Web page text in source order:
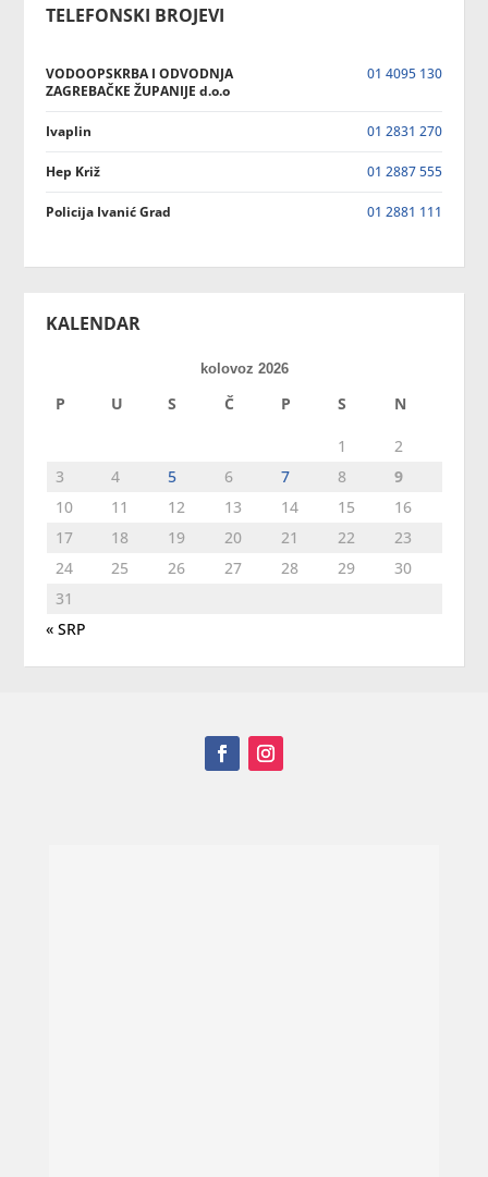
TELEFONSKI BROJEVI
VODOOPSKRBA I ODVODNJA
ZAGREBAČKE ŽUPANIJE d.o.o
01 4095 130
Ivaplin 01 2831 270
Hep Križ 01 2887 555
Policija Ivanić Grad 01 2881 111
KALENDAR
kolovoz 2026
P U S Č P S N
1
2
3
4 5 6 7 8
9
10
11 12 13 14 15
16
17
18 19 20 21 22
23
24
25 26 27 28 29
30
31
« SRP